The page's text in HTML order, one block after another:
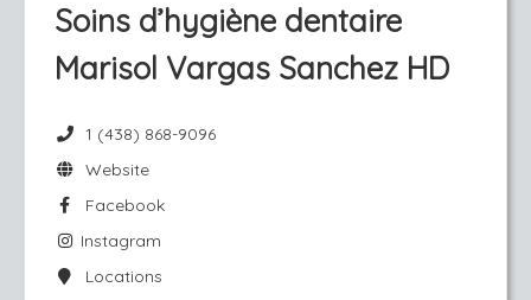
Soins d’hygiène dentaire
Marisol Vargas Sanchez HD
1 (438) 868-9096
Website
Facebook
Instagram
Locations